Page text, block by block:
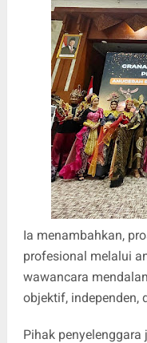
Ia menambahkan,
profesional melalui
wawancara
objektif, independen,
Pihak